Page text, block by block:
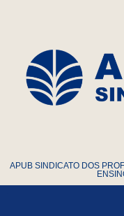
APUB SINDICATO DOS